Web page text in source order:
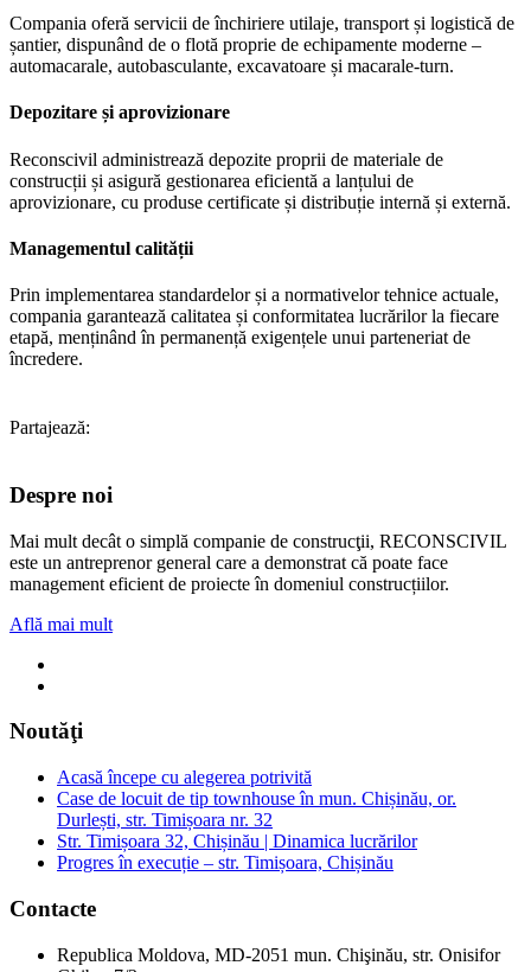
Compania oferă servicii de închiriere utilaje, transport și logistică de
șantier, dispunând de o flotă proprie de echipamente moderne –
automacarale, autobasculante, excavatoare și macarale-turn.
Depozitare și aprovizionare
Reconscivil administrează depozite proprii de materiale de
construcții și asigură gestionarea eficientă a lanțului de
aprovizionare, cu produse certificate și distribuție internă și externă.
Managementul calității
Prin implementarea standardelor și a normativelor tehnice actuale,
compania garantează calitatea și conformitatea lucrărilor la fiecare
etapă, menținând în permanență exigențele unui parteneriat de
încredere.
Partajează:
Despre noi
Mai mult decât o simplă companie de construcţii, RECONSCIVIL
este un antreprenor general care a demonstrat că poate face
management eficient de proiecte în domeniul construcțiilor.
Află mai mult
Noutăţi
Acasă începe cu alegerea potrivită
Case de locuit de tip townhouse în mun. Chișinău, or.
Durlești, str. Timișoara nr. 32
Str. Timișoara 32, Chișinău | Dinamica lucrărilor
Progres în execuție – str. Timișoara, Chișinău
Contacte
Republica Moldova, MD-2051 mun. Chişinău, str. Onisifor